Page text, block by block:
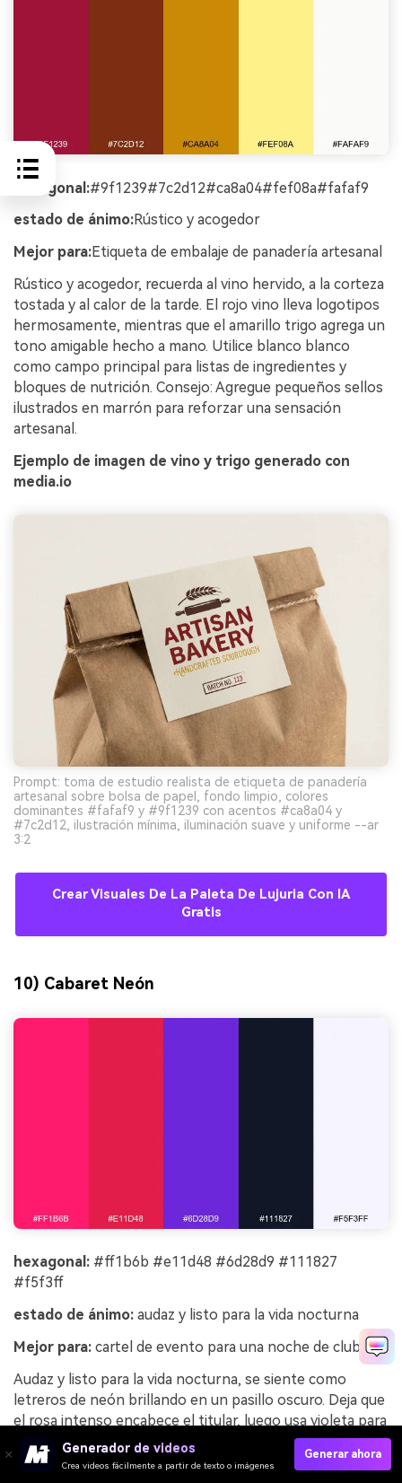
hexagonal:#9f1239#7c2d12#ca8a04#fef08a#fafaf9
estado de ánimo:Rústico y acogedor
Mejor para:Etiqueta de embalaje de panadería artesanal
Rústico y acogedor, recuerda al vino hervido, a la corteza
tostada y al calor de la tarde. El rojo vino lleva logotipos
hermosamente, mientras que el amarillo trigo agrega un
tono amigable hecho a mano. Utilice blanco blanco
como campo principal para listas de ingredientes y
bloques de nutrición. Consejo: Agregue pequeños sellos
ilustrados en marrón para reforzar una sensación
artesanal.
Ejemplo de imagen de vino y trigo generado con
media.io
Prompt: toma de estudio realista de etiqueta de panadería
artesanal sobre bolsa de papel, fondo limpio, colores
dominantes #fafaf9 y #9f1239 con acentos #ca8a04 y
#7c2d12, ilustración mínima, iluminación suave y uniforme --ar
3:2
Crear Visuales De La Paleta De Lujuria Con IA
Gratis
10) Cabaret Neón
hexagonal: #ff1b6b #e11d48 #6d28d9 #111827
#f5f3ff
estado de ánimo: audaz y listo para la vida nocturna
Mejor para: cartel de evento para una noche de club
Audaz y listo para la vida nocturna, se siente como
letreros de neón brillando en un pasillo oscuro. Deja que
el rosa intenso encabece el titular, luego usa violeta para
actos secundarios y bloques de fecha. Mantén el fondo
casi negro para que los colores permanezcan eléctricos
Generador de videos
Crea videos fácilmente a partir de texto o imágenes
Generar ahora